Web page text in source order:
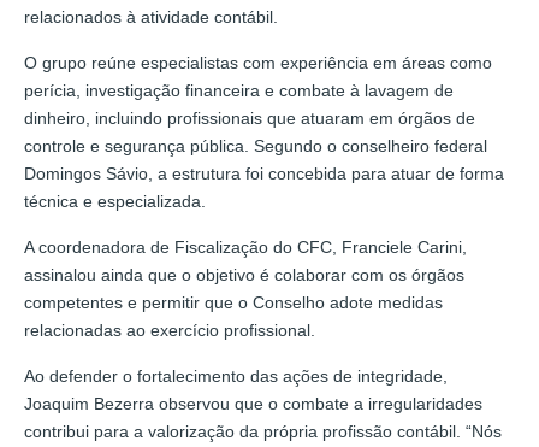
relacionados à atividade contábil.
O grupo reúne especialistas com experiência em áreas como
perícia, investigação financeira e combate à lavagem de
dinheiro, incluindo profissionais que atuaram em órgãos de
controle e segurança pública. Segundo o conselheiro federal
Domingos Sávio, a estrutura foi concebida para atuar de forma
técnica e especializada.
A coordenadora de Fiscalização do CFC, Franciele Carini,
assinalou ainda que o objetivo é colaborar com os órgãos
competentes e permitir que o Conselho adote medidas
relacionadas ao exercício profissional.
Ao defender o fortalecimento das ações de integridade,
Joaquim Bezerra observou que o combate a irregularidades
contribui para a valorização da própria profissão contábil. “Nós